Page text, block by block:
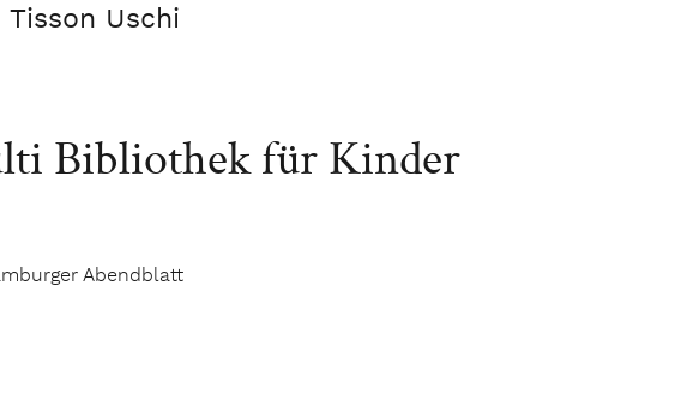
Tisson Uschi
Bibliothek für Kinder
Abendblatt